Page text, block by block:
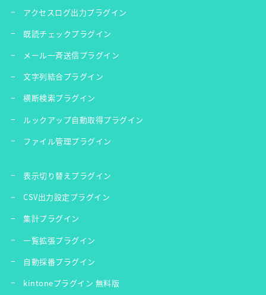
アクセスログ出力プラグイン
既読チェックプラグイン
メール一斉送信プラグイン
文字列結合プラグイン
横断検索プラグイン
ルックアップ自動取得プラグイン
ファイル管理プラグイン
表示切り替えプラグイン
CSV出力設定プラグイン
集計プラグイン
一覧拡張プラグイン
自動採番プラグイン
kintoneプラグイン 無料版